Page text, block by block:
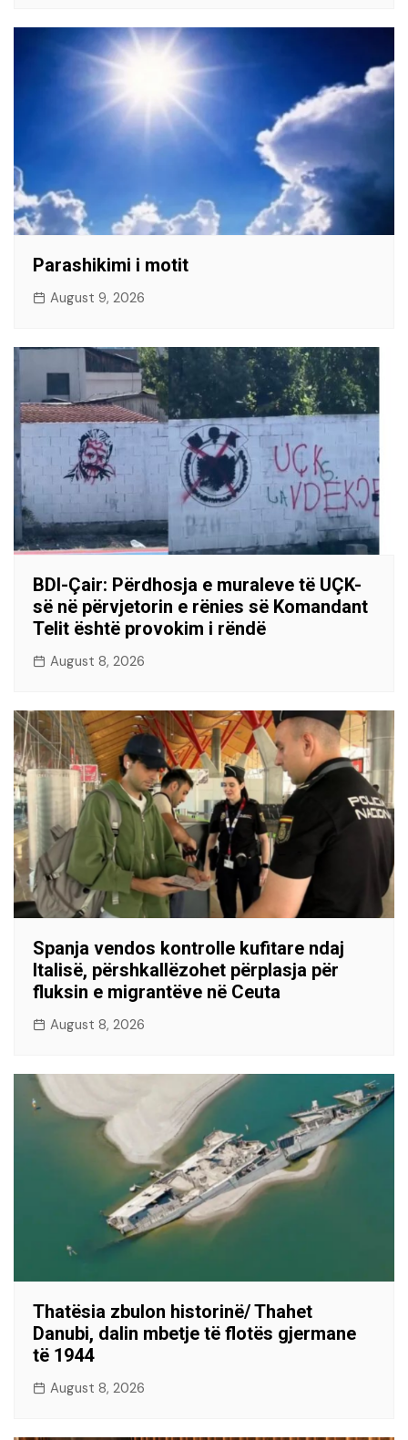
Parashikimi i motit
August 9, 2026
BDI-Çair: Përdhosja e muraleve të UÇK-
së në përvjetorin e rënies së Komandant
Telit është provokim i rëndë
August 8, 2026
Spanja vendos kontrolle kufitare ndaj
Italisë, përshkallëzohet përplasja për
fluksin e migrantëve në Ceuta
August 8, 2026
Thatësia zbulon historinë/ Thahet
Danubi, dalin mbetje të flotës gjermane
të 1944
August 8, 2026